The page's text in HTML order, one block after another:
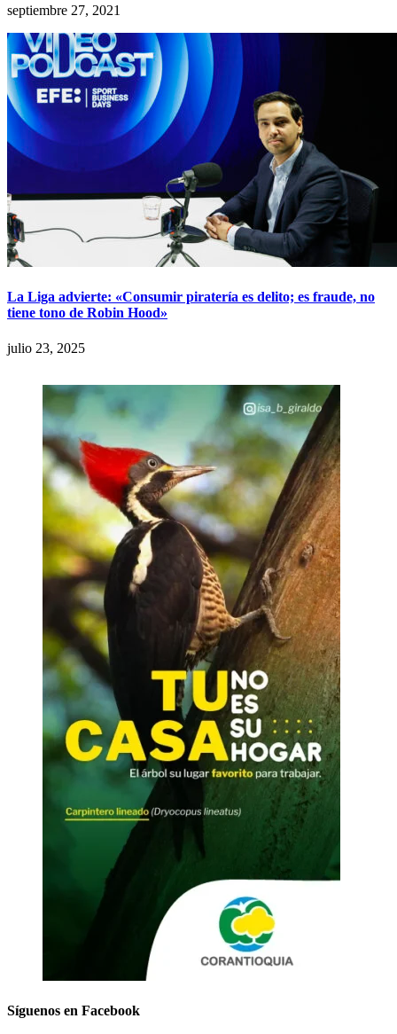
septiembre 27, 2021
La Liga advierte: «Consumir piratería es delito; es fraude, no
tiene tono de Robin Hood»
julio 23, 2025
Síguenos en Facebook